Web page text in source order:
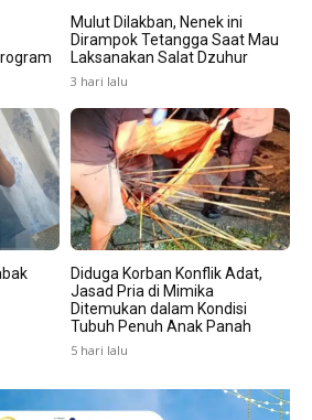
Mulut Dilakban, Nenek ini
Dirampok Tetangga Saat Mau
Laksanakan Salat Dzuhur
3 hari lalu
Diduga Korban Konflik Adat,
Jasad Pria di Mimika
Ditemukan dalam Kondisi
Tubuh Penuh Anak Panah
5 hari lalu